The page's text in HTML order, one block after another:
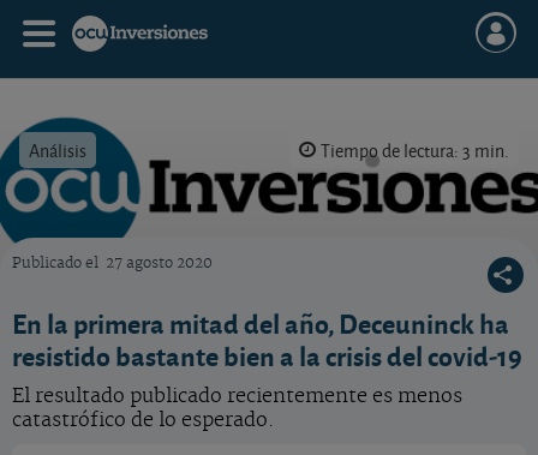
Análisis Tiempo de lectura: 3 min.
Publicado el 27 agosto 2020
En la primera mitad del año, Deceuninck ha
resistido bastante bien a la crisis del covid-19
El resultado publicado recientemente es menos
catastrófico de lo esperado.